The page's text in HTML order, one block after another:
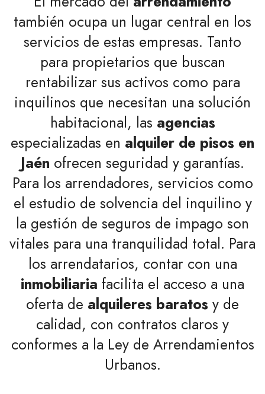
también ocupa un lugar central en los
servicios de estas empresas. Tanto
para propietarios que buscan
rentabilizar sus activos como para
inquilinos que necesitan una solución
habitacional, las agencias
especializadas en alquiler de pisos en
Jaén ofrecen seguridad y garantías.
Para los arrendadores, servicios como
el estudio de solvencia del inquilino y
la gestión de seguros de impago son
vitales para una tranquilidad total. Para
los arrendatarios, contar con una
inmobiliaria facilita el acceso a una
oferta de alquileres baratos y de
calidad, con contratos claros y
conformes a la Ley de Arrendamientos
Urbanos.